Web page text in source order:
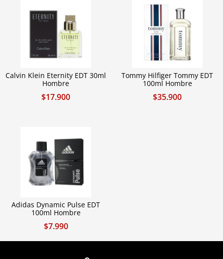
Calvin Klein Eternity EDT 30ml
Hombre
$17.900
Tommy Hilfiger Tommy EDT
100ml Hombre
$35.900
Adidas Dynamic Pulse EDT
100ml Hombre
$7.990